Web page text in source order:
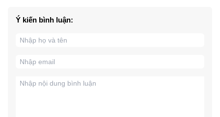
Ý kiến bình luận: